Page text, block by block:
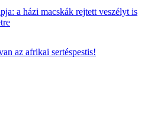
a házi macskák rejtett veszélyt is
az afrikai sertéspestis!